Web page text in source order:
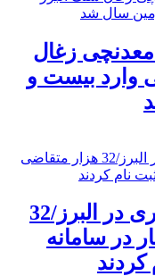
کشته شدن ۲۰ معدنچی زغال
وارد بیست و
کاهش نرخ بیکاری در البرز/32
در سامانه
کردند